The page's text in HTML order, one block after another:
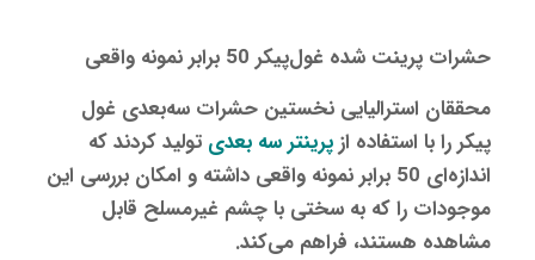
حشرات پرینت شده غول‌پیکر 50 برابر نمونه واقعی
محققان استرالیایی نخستین حشرات سه‌بعدی غول‌
پیکر را با استفاده ازپرینتر سه بعدی تولید کردند که
اندازه‌ای 50 برابر نمونه‌ واقعی داشته و امکان بررسی این
موجودات را که به سختی با چشم غیرمسلح قابل
مشاهده هستند، فراهم می‌کند.